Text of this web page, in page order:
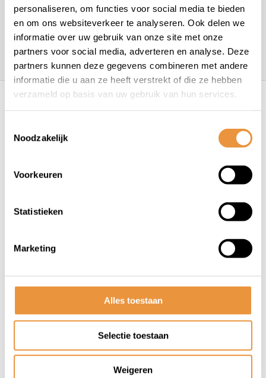
personaliseren, om functies voor social media te bieden
en om ons websiteverkeer te analyseren. Ook delen we
informatie over uw gebruik van onze site met onze
partners voor social media, adverteren en analyse. Deze
partners kunnen deze gegevens combineren met andere
informatie die u aan ze heeft verstrekt of die ze hebben
verzameld op basis van uw gebruik van hun services.
Noodzakelijk
Voorkeuren
Statistieken
Marketing
Alles toestaan
Selectie toestaan
Weigeren
info@artsloten.nl
157 klanten geven een 4.7/5 op
Recent bekeken
ø36mm - oranje